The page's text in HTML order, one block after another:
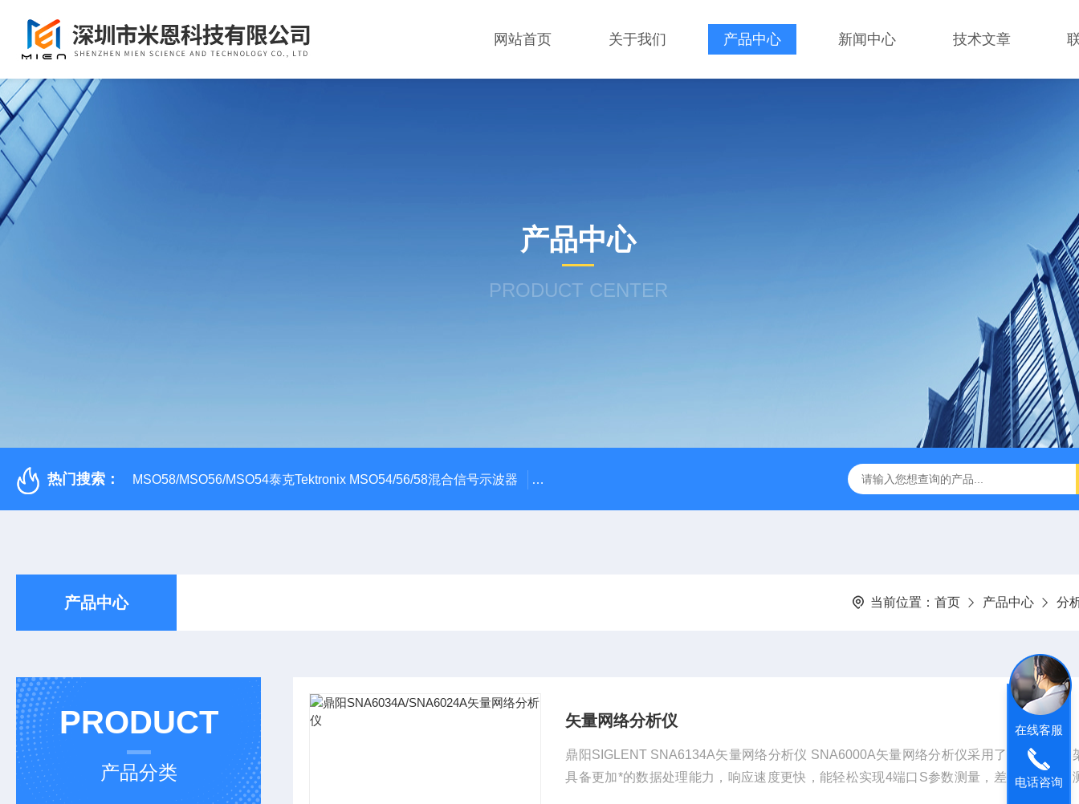
网站首页 关于我们 产品中心 新闻中心 技术文章
产品中心
PRODUCT CENTER
热门搜索： MSO58/MSO56/MSO54泰克Tektronix MSO54/56/58混合信号示波器 ME045/ME085/ME150PCB TDR特性阻抗测试仪 3380/3380P/3380D致茂Chroma 3380/
产品中心 当前位置： 首页 产品中心 分
PRODUCT
产品分类
矢量网络分析仪
鼎阳SIGLENT SNA6134A矢量网络分析仪 SNA6000A矢量网络分析仪采用了全新的内部
具备更加*的数据处理能力，响应速度更快，能轻松实现4端口S参数测量，差分（平衡）
在线客服
电话咨询